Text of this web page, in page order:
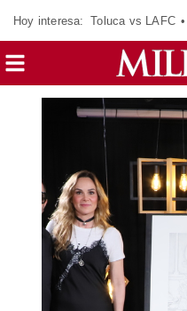
Hoy interesa: Toluca vs LAFC